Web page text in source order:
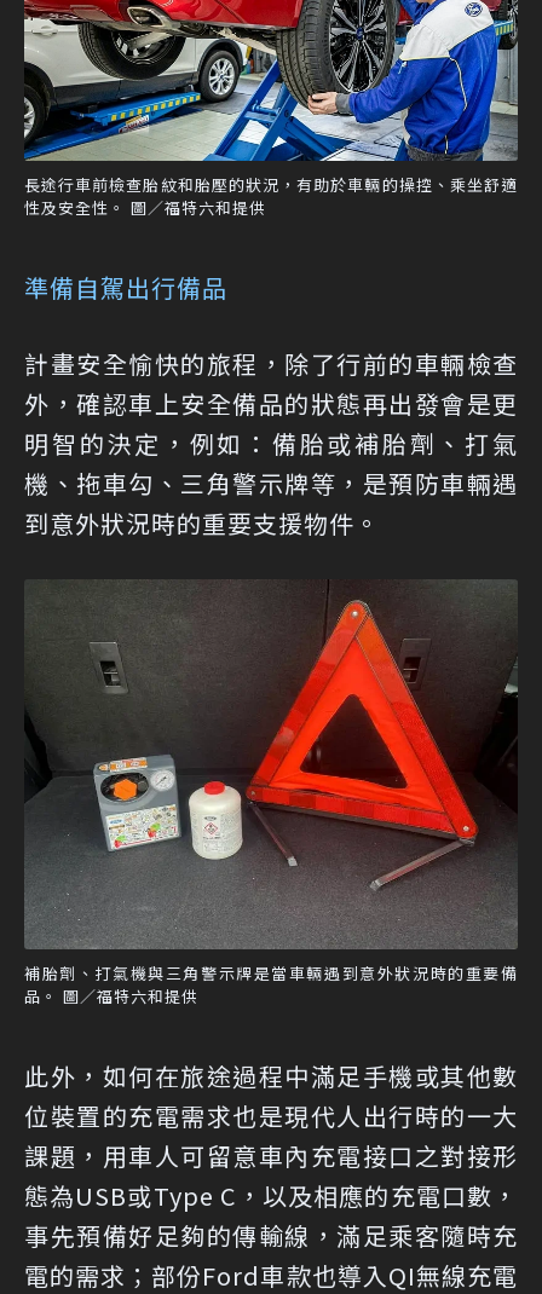
長途行車前檢查胎紋和胎壓的狀況，有助於車輛的操控、乘坐舒適
性及安全性。 圖／福特六和提供
準備自駕出行備品
計畫安全愉快的旅程，除了行前的車輛檢查
外，確認車上安全備品的狀態再出發會是更
明智的決定，例如：備胎或補胎劑、打氣
機、拖車勾、三角警示牌等，是預防車輛遇
到意外狀況時的重要支援物件。
補胎劑、打氣機與三角警示牌是當車輛遇到意外狀況時的重要備
品。 圖／福特六和提供
此外，如何在旅途過程中滿足手機或其他數
位裝置的充電需求也是現代人出行時的一大
課題，用車人可留意車內充電接口之對接形
態為USB或Type C，以及相應的充電口數，
事先預備好足夠的傳輸線，滿足乘客隨時充
電的需求；部份Ford車款也導入QI無線充電